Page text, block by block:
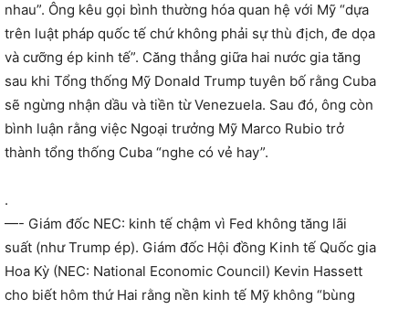
nhau”. Ông kêu gọi bình thường hóa quan hệ với Mỹ “dựa
trên luật pháp quốc tế chứ không phải sự thù địch, đe dọa
và cưỡng ép kinh tế”. Căng thẳng giữa hai nước gia tăng
sau khi Tổng thống Mỹ Donald Trump tuyên bố rằng Cuba
sẽ ngừng nhận dầu và tiền từ Venezuela. Sau đó, ông còn
bình luận rằng việc Ngoại trưởng Mỹ Marco Rubio trở
thành tổng thống Cuba “nghe có vẻ hay”.
.
—- Giám đốc NEC: kinh tế chậm vì Fed không tăng lãi
suất (như Trump ép). Giám đốc Hội đồng Kinh tế Quốc gia
Hoa Kỳ (NEC: National Economic Council) Kevin Hassett
cho biết hôm thứ Hai rằng nền kinh tế Mỹ không “bùng